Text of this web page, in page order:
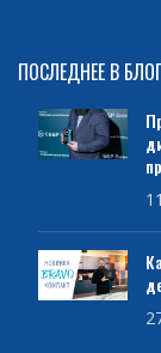
ПОСЛЕДНЕЕ В